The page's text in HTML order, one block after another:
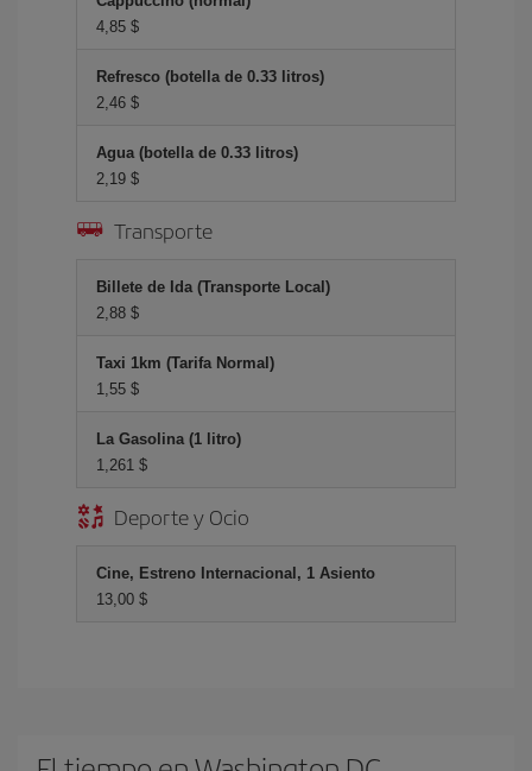
4,85 $
Refresco (botella de 0.33 litros)
2,46 $
Agua (botella de 0.33 litros)
2,19 $
Transporte
Billete de Ida (Transporte Local)
2,88 $
Taxi 1km (Tarifa Normal)
1,55 $
La Gasolina (1 litro)
1,261 $
Deporte y Ocio
Cine, Estreno Internacional, 1 Asiento
13,00 $